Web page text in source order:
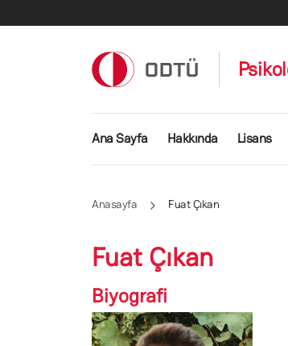
Ana gezinti menüsü
Ana Sayfa Hakkında Lisans
Anasayfa Fuat Çıkan
Fuat Çıkan
Biyografi